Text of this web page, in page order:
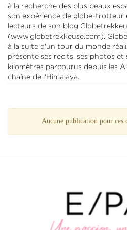
à la recherche des plus beaux
son expérience de globe-trotteur
lecteurs de son blog
(www.globetrekkeuse.com).
à la suite d'un tour du monde
présente ses récits, ses photos et
kilomètres parcourus depuis les
chaîne de l'Himalaya.
Aucune publication pour ces